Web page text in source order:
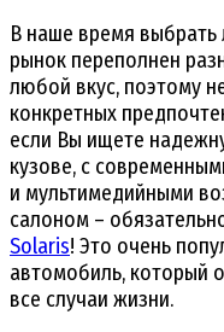
В наше время выбрать
рынок переполнен
любой вкус, поэтому
конкретных
если Вы ищете
кузове, с
и мультимедийными
салоном –
Solaris! Это очень
автомобиль, который
все случаи жизни.